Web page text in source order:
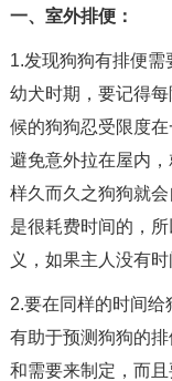
一、室外排便：
1.发现狗狗有排便
幼犬时期，要记得
候的狗狗忍受限度
避免意外拉在屋内
样久而久之狗狗就会
是很耗费时间的，
义，如果主人没有
2.要在同样的时间给
有助于预测狗狗的
和需要来制定，而且